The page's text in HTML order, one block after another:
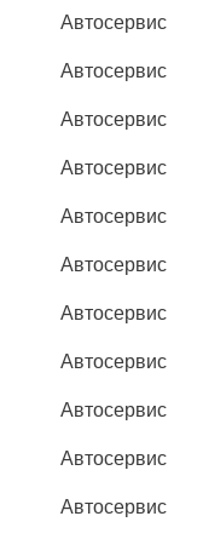
Автосервис
Автосервис
Автосервис
Автосервис
Автосервис
Автосервис
Автосервис
Автосервис
Автосервис
Автосервис
Автосервис